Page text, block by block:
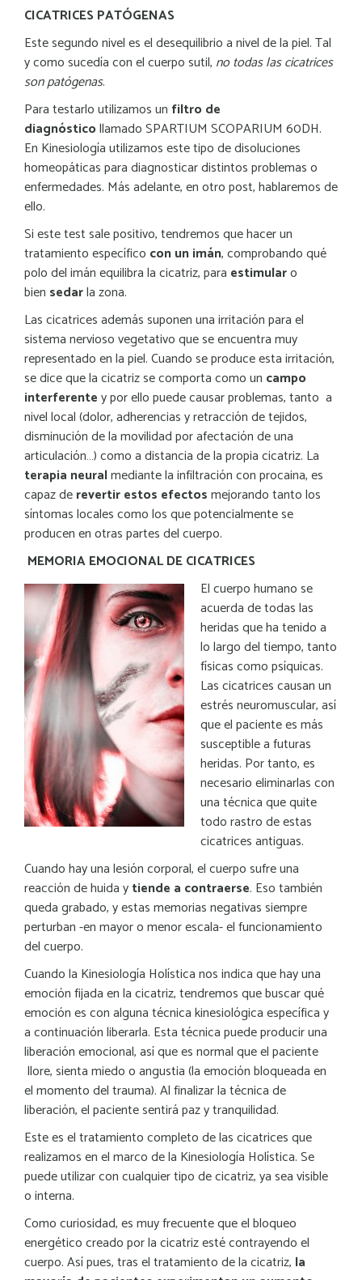
CICATRICES PATÓGENAS
Este segundo nivel es el desequilibrio a nivel de la piel. Tal
y como sucedía con el cuerpo sutil, no todas las cicatrices
son patógenas.
Para testarlo utilizamos un filtro de
diagnósticollamado SPARTIUM SCOPARIUM 60DH.
En Kinesiología utilizamos este tipo de disoluciones
homeopáticas para diagnosticar distintos problemas o
enfermedades. Más adelante, en otro post, hablaremos de
ello.
Si este test sale positivo, tendremos que hacer un
tratamiento específico con un imán, comprobando qué
polo del imán equilibra la cicatriz, para estimularo
bien sedarla zona.
Las cicatrices además suponen una irritación para el
sistema nervioso vegetativo que se encuentra muy
representado en la piel. Cuando se produce esta irritación,
se dice que la cicatriz se comporta como un campo
interferentey por ello puede causar problemas, tanto a
nivel local (dolor, adherencias y retracción de tejidos,
disminución de la movilidad por afectación de una
articulación…) como a distancia de la propia cicatriz. La
terapia neuralmediante la infiltración con procaina, es
capaz derevertir estos efectosmejorando tanto los
síntomas locales como los que potencialmente se
producen en otras partes del cuerpo.
MEMORIA EMOCIONAL DE CICATRICES
El cuerpo humano se
acuerda de todas las
heridas que ha tenido a
lo largo del tiempo, tanto
físicas como psíquicas.
Las cicatrices causan un
estrés neuromuscular, así
que el paciente es más
susceptible a futuras
heridas. Por tanto, es
necesario eliminarlas con
una técnica que quite
todo rastro de estas
cicatrices antiguas.
Cuando hay una lesión corporal, el cuerpo sufre una
reacción de huida ytiende a contraerse. Eso también
queda grabado, y estas memorias negativas siempre
perturban -en mayor o menor escala- el funcionamiento
del cuerpo.
Cuando la Kinesiología Holística nos indica que hay una
emoción fijada en la cicatriz, tendremos que buscar qué
emoción es con alguna técnica kinesiológica específica y
a continuación liberarla. Esta técnica puede producir una
liberación emocional, así que es normal que el paciente
llore, sienta miedo o angustia (la emoción bloqueada en
el momento del trauma). Al finalizar la técnica de
liberación, el paciente sentirá paz y tranquilidad.
Este es el tratamiento completo de las cicatrices que
realizamos en el marco de la Kinesiología Holística. Se
puede utilizar con cualquier tipo de cicatriz, ya sea visible
o interna.
Como curiosidad, es muy frecuente que el bloqueo
energético creado por la cicatriz esté contrayendo el
cuerpo. Así pues, tras el tratamiento de la cicatriz, la